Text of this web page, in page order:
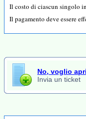
Il costo di ciascun singolo
Il pagamento deve essere
No, voglio
Invia un ticket